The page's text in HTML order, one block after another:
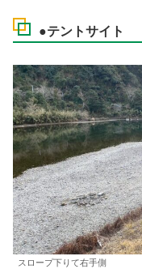
●テントサイト
スロープ下りて右手側